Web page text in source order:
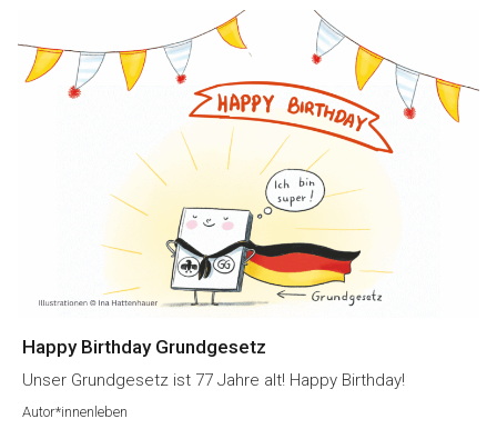
Happy Birthday Grundgesetz
Unser Grundgesetz ist 77 Jahre alt! Happy Birthday!
Autor*innenleben